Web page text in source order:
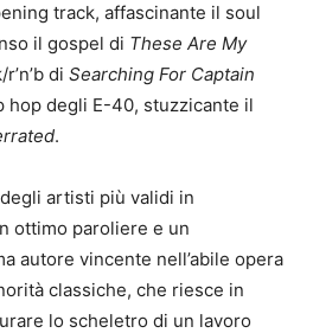
track, affascinante il soul
il gospel di These Are My
di Searching For Captain
hop degli E-40, stuzzicante il
.
artisti più validi in
ottimo paroliere e un
autore vincente nell’abile opera
classiche, che riesce in
lo scheletro di un lavoro